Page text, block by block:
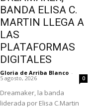
BANDA ELISA C.
MARTIN LLEGA A
LAS
PLATAFORMAS
DIGITALES
Gloria de Arriba Blanco -
5 agosto, 2026 0
Dreamaker, la banda
liderada por Elisa C.Martin